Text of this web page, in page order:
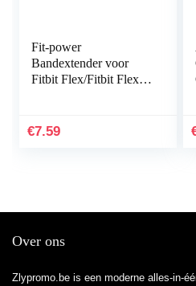
Fit-power
Bandextender voor
Fitbit Flex/Fitbit Flex
voor grotere polsen
€7.59
Over ons
Zlypromo.be is een moderne alles-in-